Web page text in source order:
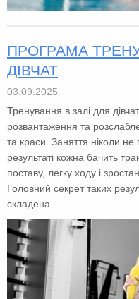
ПРОГРАМА
ДІВЧАТ
03.09.2025
Тренування в залі для
розвантаження та
та краси. Заняття ніколи
результаті кожна бачить
поставу, легку ходу і
Головний секрет таких
складена...